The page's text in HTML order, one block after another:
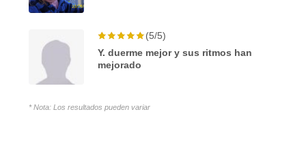
(5/5)
Y. duerme mejor y sus ritmos han
mejorado
* Nota: Los resultados pueden variar